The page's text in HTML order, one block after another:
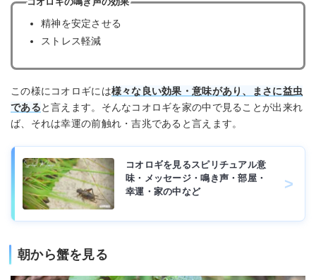
コオロギの鳴き声の効果
精神を安定させる
ストレス軽減
この様にコオロギには様々な良い効果・意味があり、まさに益虫
であると言えます。そんなコオロギを家の中で見ることが出来れ
ば、それは幸運の前触れ・吉兆であると言えます。
コオロギを見るスピリチュアル意
味・メッセージ・鳴き声・部屋・
幸運・家の中など
朝から蟹を見る